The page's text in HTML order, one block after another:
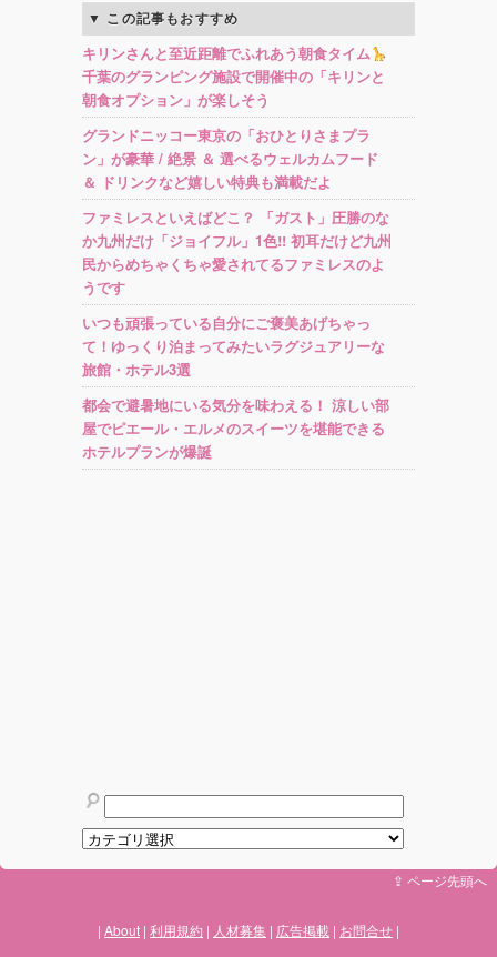
この記事もおすすめ
キリンさんと至近距離でふれあう朝食タイム
千葉のグランピング施設で開催中の「キリンと
朝食オプション」が楽しそう
グランドニッコー東京の「おひとりさまプラ
ン」が豪華 / 絶景 ＆ 選べるウェルカムフード
＆ ドリンクなど嬉しい特典も満載だよ
ファミレスといえばどこ？ 「ガスト」圧勝のな
か九州だけ「ジョイフル」1色!! 初耳だけど九州
民からめちゃくちゃ愛されてるファミレスのよ
うです
いつも頑張っている自分にご褒美あげちゃっ
て！ゆっくり泊まってみたいラグジュアリーな
旅館・ホテル3選
都会で避暑地にいる気分を味わえる！ 涼しい部
屋でピエール・エルメのスイーツを堪能できる
ホテルプランが爆誕
⇪ ページ先頭へ
About 利用規約 人材募集 広告掲載 お問合せ